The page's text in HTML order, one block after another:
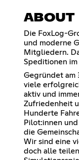
ABOUT
Die FoxLog-
und moderne
Mitgliedern.
Speditionen im
Gegründet am
viele
aktiv und
Zufriedenheit
Hunderte
Pilot:innen
die
Wir sind eine
doch alle